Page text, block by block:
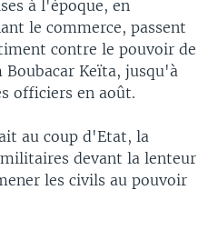
à l'époque, en
le commerce, passent
contre le pouvoir de
Keïta, jusqu'à
officiers en août.
au coup d'Etat, la
devant la lenteur
les civils au pouvoir